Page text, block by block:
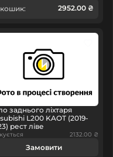
2952.00 ₴
заднього ліхтаря
L200 KAOT (2019-
рест ліве
2132.00 ₴
Замовити